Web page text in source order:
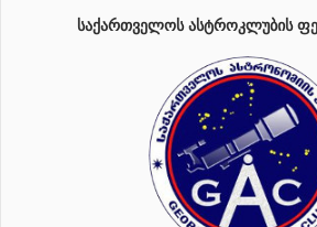
ᲡᲐᲥᲐᲠᲗᲕᲔᲚᲝᲡ ᲐᲡᲢᲠᲝᲙᲚᲣᲑᲘᲡ